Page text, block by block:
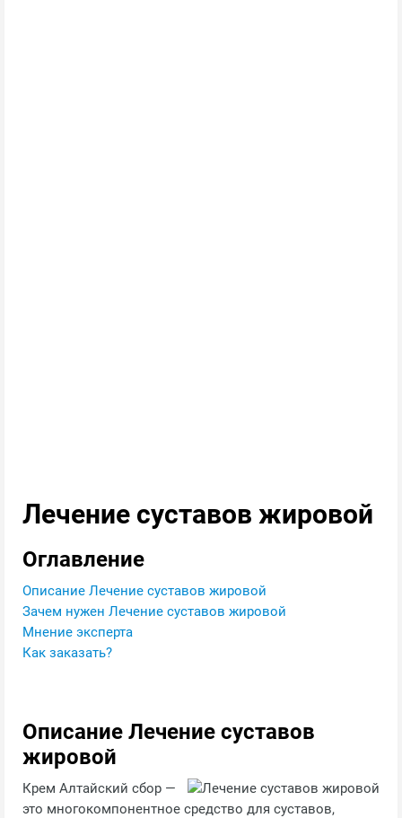
Лечение суставов жировой
Оглавление
Описание Лечение суставов жировой
Зачем нужен Лечение суставов жировой
Мнение эксперта
Как заказать?
Описание Лечение суставов
жировой
Крем Алтайский сбор —
это многокомпонентное средство для суставов,